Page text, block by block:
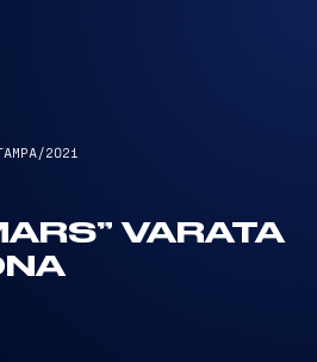
/2021
VARATA